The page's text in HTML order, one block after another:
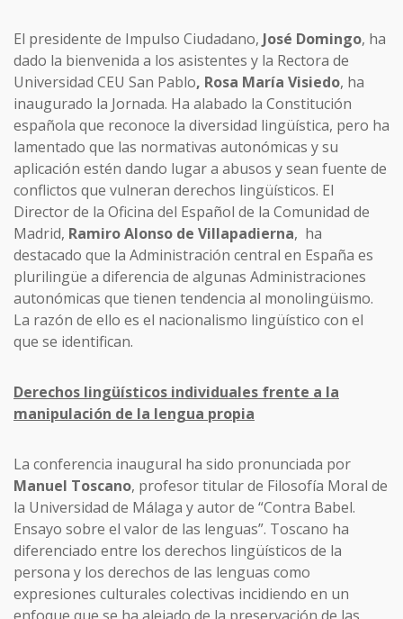
El presidente de Impulso Ciudadano, José Domingo, ha
dado la bienvenida a los asistentes y la Rectora de
Universidad CEU San Pablo, Rosa María Visiedo, ha
inaugurado la Jornada. Ha alabado la Constitución
española que reconoce la diversidad lingüística, pero ha
lamentado que las normativas autonómicas y su
aplicación estén dando lugar a abusos y sean fuente de
conflictos que vulneran derechos lingüísticos. El
Director de la Oficina del Español de la Comunidad de
Madrid, Ramiro Alonso de Villapadierna, ha
destacado que la Administración central en España es
plurilingüe a diferencia de algunas Administraciones
autonómicas que tienen tendencia al monolingüismo.
La razón de ello es el nacionalismo lingüístico con el
que se identifican.
Derechos lingüísticos individuales frente a la
manipulación de la lengua propia
La conferencia inaugural ha sido pronunciada por
Manuel Toscano, profesor titular de Filosofía Moral de
la Universidad de Málaga y autor de “Contra Babel.
Ensayo sobre el valor de las lenguas”. Toscano ha
diferenciado entre los derechos lingüísticos de la
persona y los derechos de las lenguas como
expresiones culturales colectivas incidiendo en un